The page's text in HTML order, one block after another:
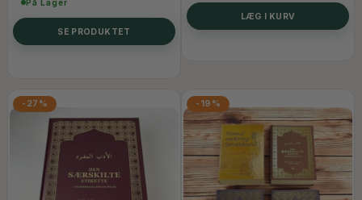
På Lager
SE PRODUKTET
LÆG I KURV
-27% -19%